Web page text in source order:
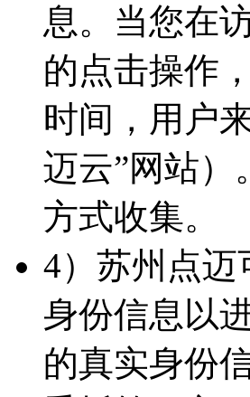
息。当您在
的点击操作
时间，用户
迈云”网站）
方式收集。
4）苏州点
身份信息以
的真实身份